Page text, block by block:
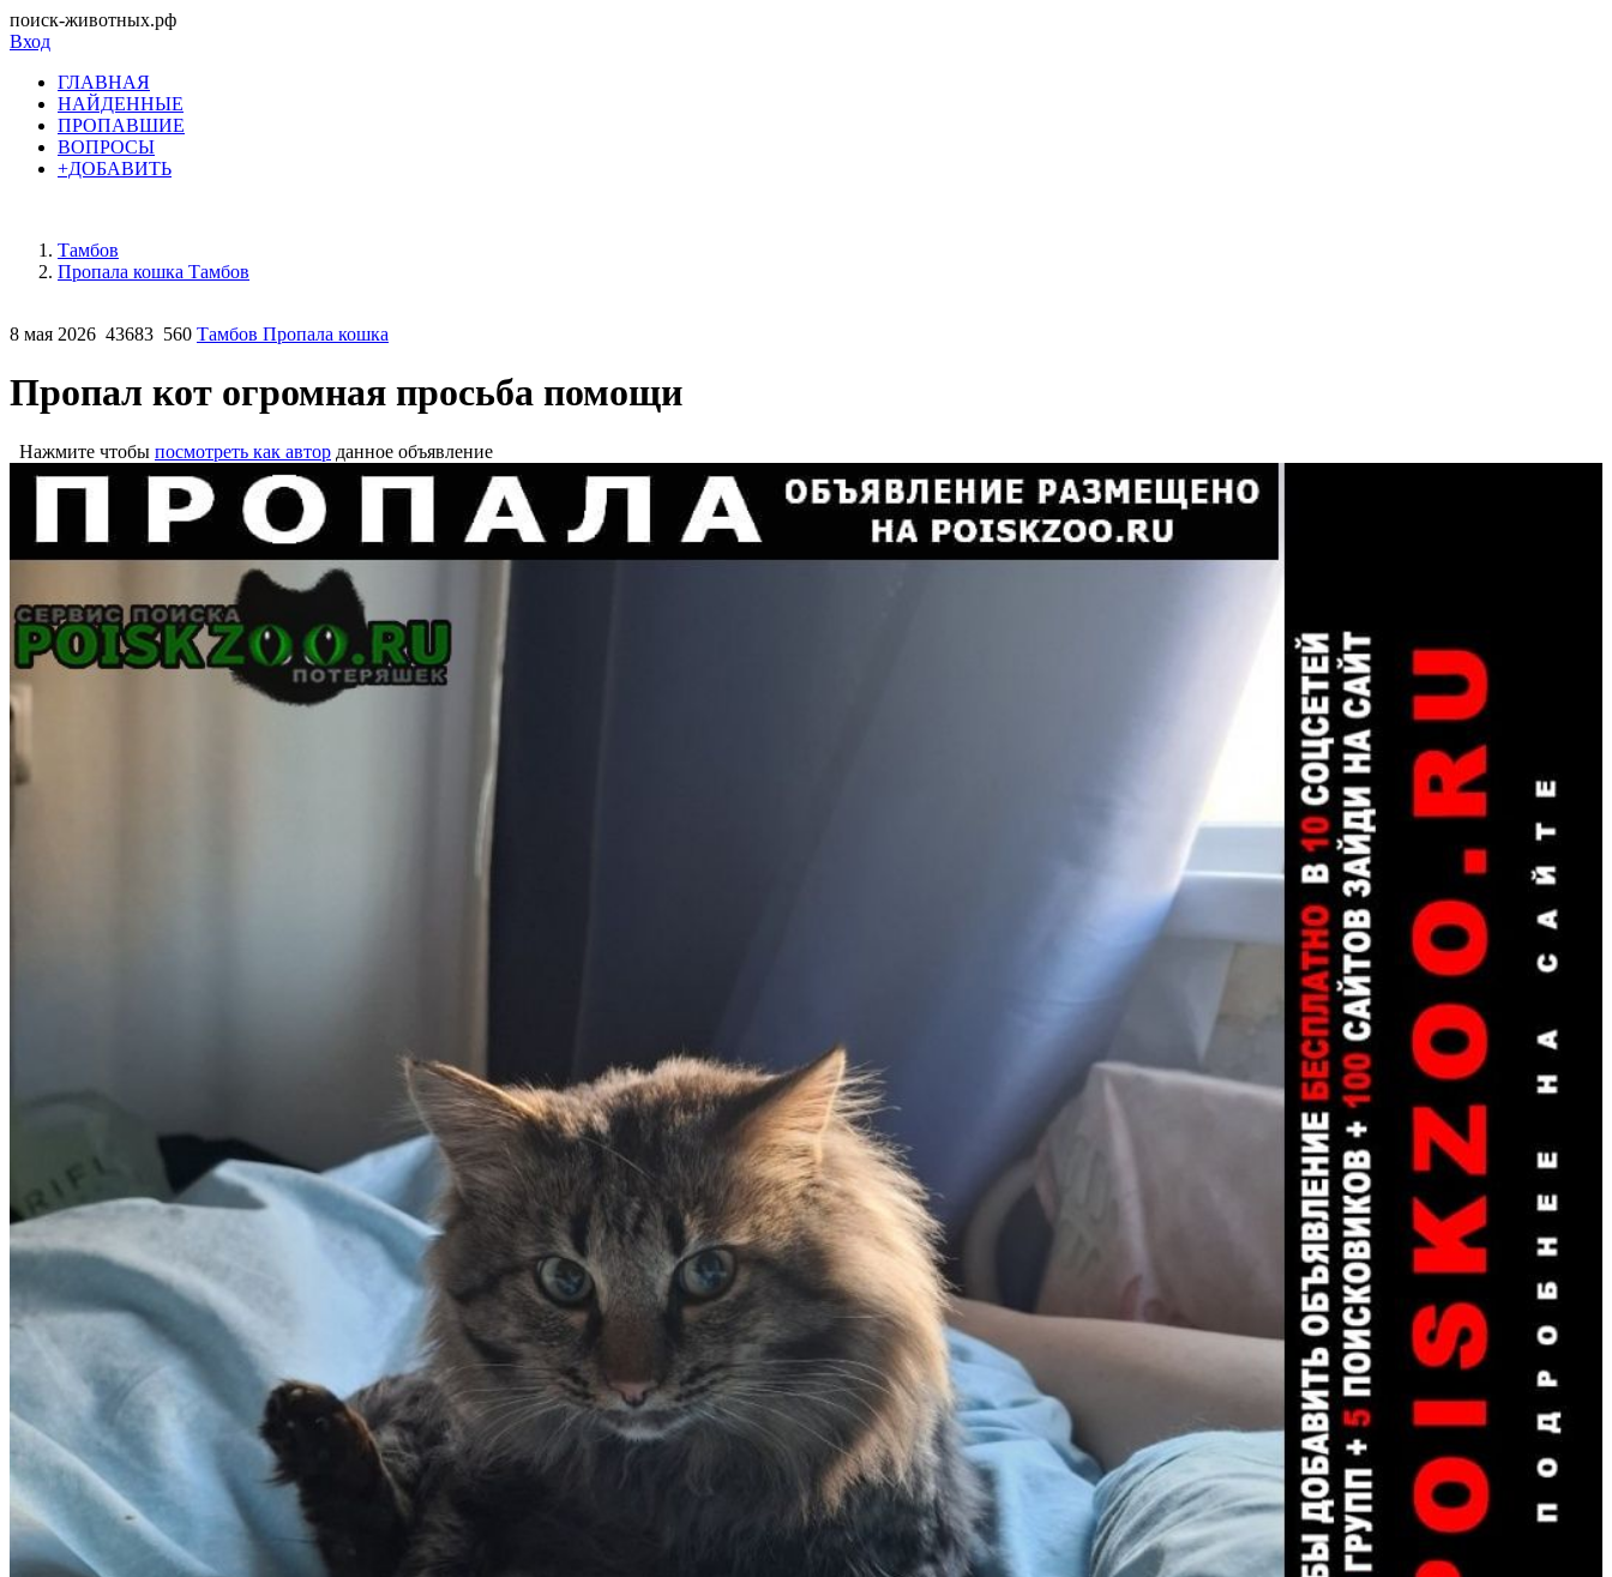
поиск-животных.рф
Вход
ГЛАВНАЯ
НАЙДЕННЫЕ
ПРОПАВШИЕ
ВОПРОСЫ
+ДОБАВИТЬ
Тамбов
Пропала кошка Тамбов
8 мая 2026 43683 560 Тамбов Пропала кошка
Пропал кот огромная просьба помощи
Нажмите чтобы посмотреть как автор данное объявление